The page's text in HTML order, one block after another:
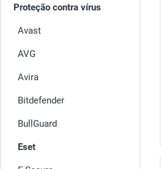
Proteção contra vírus
Avast
AVG
Avira
Bitdefender
BullGuard
Eset